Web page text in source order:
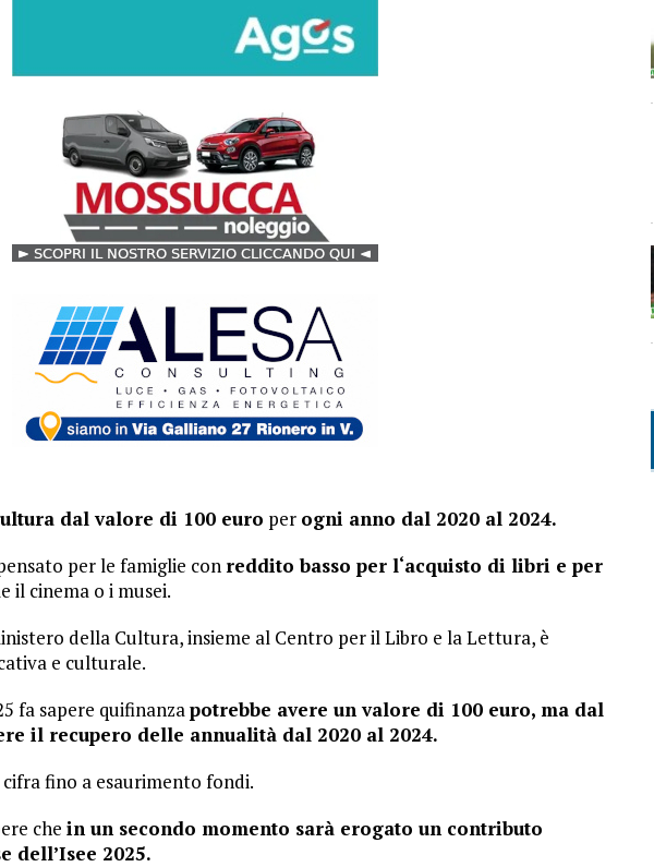
dal valore di 100 euro per ogni anno dal 2020 al 2024.
per le famiglie con reddito basso per l‘acquisto di libri e per
il cinema o i musei.
della Cultura, insieme al Centro per il Libro e la Lettura, è
e culturale.
fa sapere quifinanzapotrebbe avere un valore di 100 euro, ma dal
il recupero delle annualità dal 2020 al 2024.
cifra fino a esaurimento fondi.
che in un secondo momento sarà erogato un contributo
dell’Isee 2025.